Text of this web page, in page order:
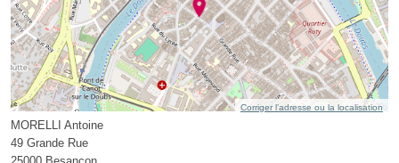
Corriger l’adresse ou la localisation
MORELLI Antoine
49 Grande Rue